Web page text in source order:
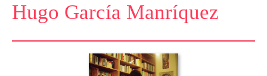
Hugo García Manríquez